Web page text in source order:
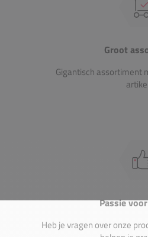
Groot
Gigantisch assortiment
Passie
Heb je vragen over onze